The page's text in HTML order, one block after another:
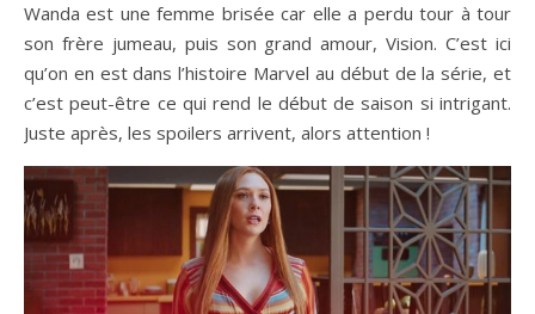
Wanda est une femme brisée car elle a perdu tour à tour
son frère jumeau, puis son grand amour, Vision. C’est ici
qu’on en est dans l’histoire Marvel au début de la série, et
c’est peut-être ce qui rend le début de saison si intrigant.
Juste après, les spoilers arrivent, alors attention !